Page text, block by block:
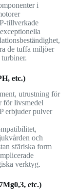
i
tillverkade
de tuffa miljöer
etc.)
utrustning för
för livsmedel
erbjuder pulver
och
sfäriska form
verktyg.
etc.)